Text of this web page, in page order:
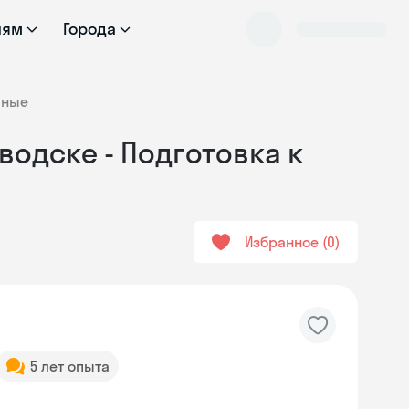
Города
- Подготовка к
Избранное 0
5 лет опыта